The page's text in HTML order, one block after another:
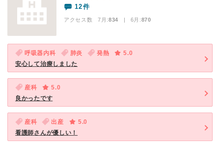
12件
アクセス数 7月:834 | 6月:870
呼吸器内科 肺炎 発熱
5.0
安心して治療しました
産科
5.0
良かったです
産科 出産
5.0
看護師さんが優しい！